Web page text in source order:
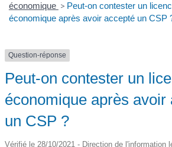
économique > Peut-on contester un
économique après avoir accepté un CSP
Question-réponse
Peut-on contester un
économique après avoir
un CSP ?
Vérifié le 28/10/2021 - Direction de l'information